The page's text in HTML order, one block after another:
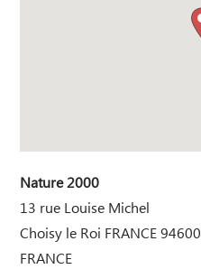
Nature 2000
13 rue Louise Michel
Choisy le Roi FRANCE94600
FRANCE